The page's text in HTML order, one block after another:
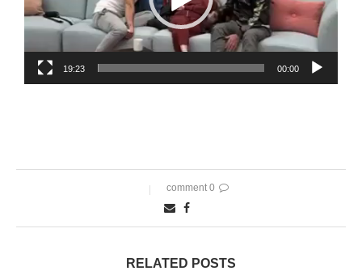
00:00
19:23
0 comment
RELATED POSTS